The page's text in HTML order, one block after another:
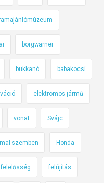
borgwarner
bukkanó babakocsi
elektromos jármű
vonat Svájc
szemben Honda
felelősség felújítás